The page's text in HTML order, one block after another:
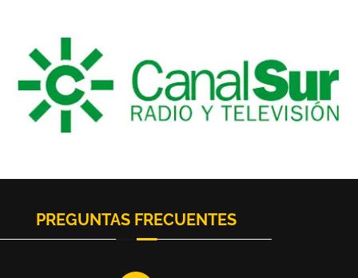
PREGUNTAS FRECUENTES